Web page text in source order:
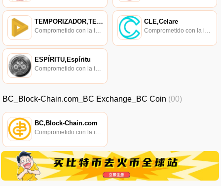
TEMPORIZADOR,TEMPORIZADOR
Comprometido con la investigación de políticas en los campos de las nuevas finanzas, las finanzas internacionales y los mercados financieros.
CLE,Celare
Comprometido con la investigación de políticas en los campos de las nuevas finanzas, las finanzas internacionales y los mercados financieros.
ESPÍRITU,Espíritu
Comprometido con la investigación de políticas en los campos de las nuevas finanzas, las finanzas internacionales y los mercados financieros.
BC_Block-Chain.com_BC Exchange_BC Coin (00)
BC,Block-Chain.com